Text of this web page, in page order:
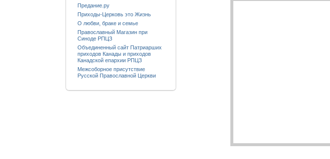
Предание.ру
Приходы-Церковь это Жизнь
О любви, браке и семье
Православный Магазин при
Синоде РПЦЗ
Объединенный сайт Патриарших
приходов Канады и приходов
Канадской епархии РПЦЗ
Межсоборное присутствие
Русской Православной Церкви